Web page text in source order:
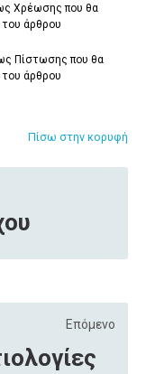
Χρέωσης που θα
του άρθρου
Πίστωσης που θα
του άρθρου
Πίσω στην κορυφή
Επόμενο